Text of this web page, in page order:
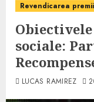
Revendicarea
sociale:
LUCAS RAMIREZ